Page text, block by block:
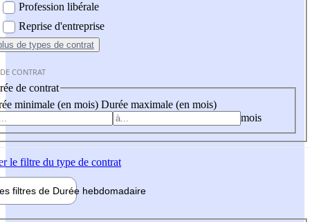
Profession libérale
Reprise d'entreprise
de types de contrat
CONTRAT
de contrat
minimale (en mois) Durée maximale (en mois)
mois
le filtre du type de contrat
filtres de Durée hebdomadaire